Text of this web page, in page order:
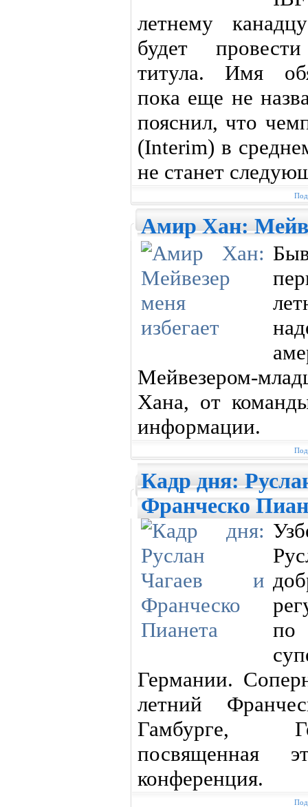
летнему
будет
титула. Имя
пока еще не
пояснил, что
(Interim) в
не станет
Амир Хан:
Мейвезером-
Хана, от
информации.
Кадр дня:
Франческо
Германии.
летний
Гамбурге,
посвященная
конференция.